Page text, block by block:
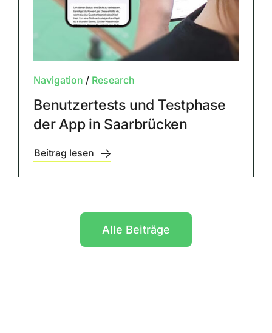
Navigation / Research
Benutzertests und Testphase
der App in Saarbrücken
Beitrag lesen
Alle Beiträge